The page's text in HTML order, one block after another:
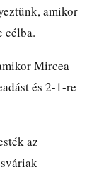
amikor
célba.
Mircea
és 2-1-re
az